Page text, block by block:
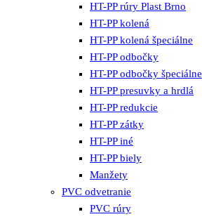
HT-PP rúry Plast Brno
HT-PP kolená
HT-PP kolená špeciálne
HT-PP odbočky
HT-PP odbočky špeciálne
HT-PP presuvky a hrdlá
HT-PP redukcie
HT-PP zátky
HT-PP iné
HT-PP biely
Manžety
PVC odvetranie
PVC rúry